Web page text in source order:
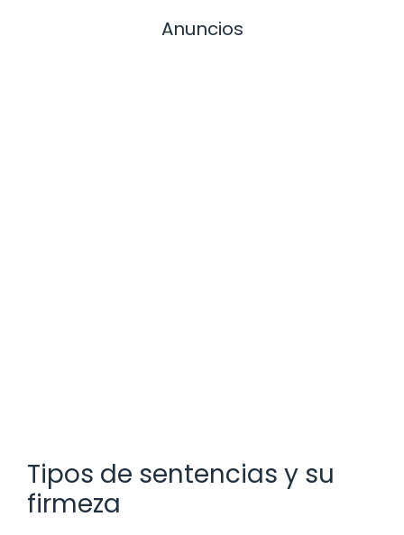
Anuncios
Tipos de sentencias y su
firmeza